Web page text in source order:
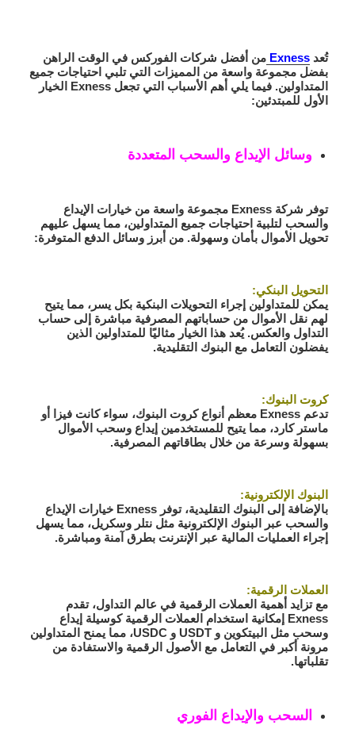
تُعدExness من أفضل شركات الفوركس في الوقت الراهن
بفضل مجموعة واسعة من المميزات التي تلبي احتياجات جميع
المتداولين. فيما يلي أهم الأسباب التي تجعل Exness الخيار
الأول للمبتدئين:
وسائل الإيداع والسحب المتعددة
توفر شركة Exness مجموعة واسعة من خيارات الإيداع
والسحب لتلبية احتياجات جميع المتداولين، مما يسهل عليهم
تحويل الأموال بأمان وسهولة. من أبرز وسائل الدفع المتوفرة:
التحويل البنكي:
يمكن للمتداولين إجراء التحويلات البنكية بكل يسر، مما يتيح
لهم نقل الأموال من حساباتهم المصرفية مباشرة إلى حساب
التداول والعكس. يُعد هذا الخيار مثاليًا للمتداولين الذين
يفضلون التعامل مع البنوك التقليدية.
كروت البنوك:
تدعم Exness معظم أنواع كروت البنوك، سواء كانت فيزا أو
ماستر كارد، مما يتيح للمستخدمين إيداع وسحب الأموال
بسهولة وسرعة من خلال بطاقاتهم المصرفية.
البنوك الإلكترونية:
بالإضافة إلى البنوك التقليدية، توفر Exness خيارات الإيداع
والسحب عبر البنوك الإلكترونية مثل نتلر وسكريل، مما يسهل
إجراء العمليات المالية عبر الإنترنت بطرق آمنة ومباشرة.
العملات الرقمية:
مع تزايد أهمية العملات الرقمية في عالم التداول، تقدم
Exness إمكانية استخدام العملات الرقمية كوسيلة إيداع
وسحب مثل البيتكوين و USDT و USDC، مما يمنح المتداولين
مرونة أكبر في التعامل مع الأصول الرقمية والاستفادة من
تقلباتها.
السحب والإيداع الفوري